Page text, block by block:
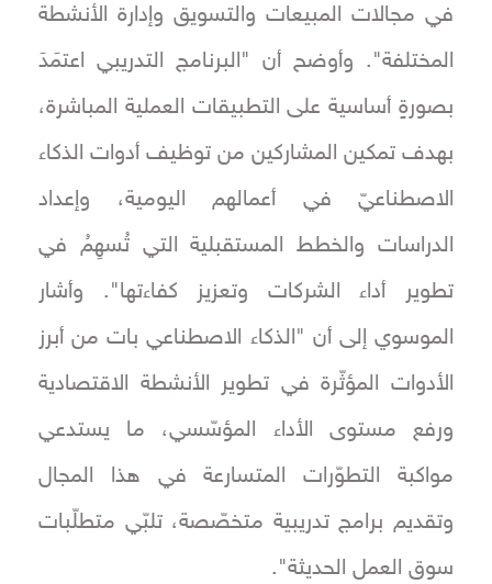
في مجالات المبيعات والتسويق وإدارة الأنشطة
المختلفة". وأوضح أن "البرنامج التدريبي اعتمَدَ
بصورةٍ أساسية على التطبيقات العملية المباشرة،
بهدف تمكين المشاركين من توظيف أدوات الذكاء
الاصطناعيّ في أعمالهم اليومية، وإعداد
الدراسات والخطط المستقبلية التي تُسهِمُ في
تطوير أداء الشركات وتعزيز كفاءتها". وأشار
الموسوي إلى أن "الذكاء الاصطناعي بات من أبرز
الأدوات المؤثّرة في تطوير الأنشطة الاقتصادية
ورفع مستوى الأداء المؤسّسي، ما يستدعي
مواكبة التطوّرات المتسارعة في هذا المجال
وتقديم برامج تدريبية متخصّصة، تلبّي متطلّبات
سوق العمل الحديثة".